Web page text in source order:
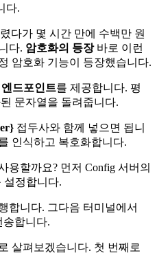
다.
다가 몇 시간 만에 수백만 원
다. 암호화의 등장바로 이런
암호화 기능이 등장했습니다.
드포인트를 제공합니다. 평
문자열을 돌려줍니다.
접두사와 함께 넣으면 됩니
인식하고 복호화합니다.
용할까요? 먼저 Config 서버의
설정합니다.
합니다. 그다음 터미널에서
송합니다.
살펴보겠습니다. 첫 번째로